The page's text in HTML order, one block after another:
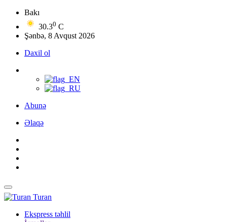
Bakı
30.30 C
Şənbə, 8 Avqust 2026
Daxil ol
Abunə
Əlaqə
Turan
Ekspress təhlil